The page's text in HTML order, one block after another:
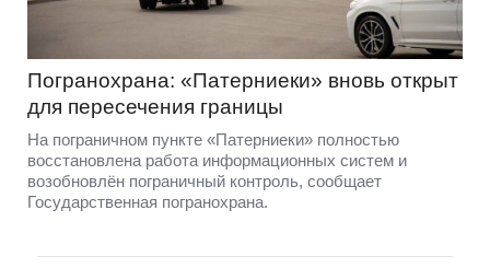
Погранохрана: «Патерниеки» вновь открыт
для пересечения границы
На пограничном пункте «Патерниеки» полностью
восстановлена работа информационных систем и
возобновлён пограничный контроль, сообщает
Государственная погранохрана.